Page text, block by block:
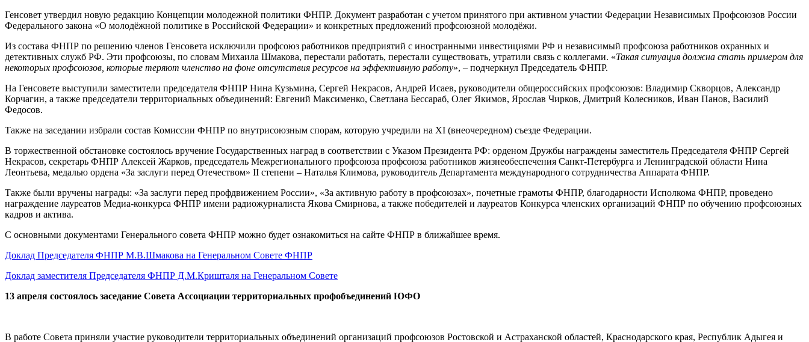
Генсовет утвердил новую редакцию Концепции молодежной политики ФНПР. Документ разработан с учетом принятого при активном участии Федерации Независимых Профсоюзов России
Федерального закона «О молодёжной политике в Российской Федерации» и конкретных предложений профсоюзной молодёжи.
Из состава ФНПР по решению членов Генсовета исключили профсоюз работников предприятий с иностранными инвестициями РФ и независимый профсоюза работников охранных и
детективных служб РФ. Эти профсоюзы, по словам Михаила Шмакова, перестали работать, перестали существовать, утратили связь с коллегами. «Такая ситуация должна стать примером для
некоторых профсоюзов, которые теряют членство на фоне отсутствия ресурсов на эффективную работу», – подчеркнул Председатель ФНПР.
На Генсовете выступили заместители председателя ФНПР Нина Кузьмина, Сергей Некрасов, Андрей Исаев, руководители общероссийских профсоюзов: Владимир Скворцов, Александр
Корчагин, а также председатели территориальных объединений: Евгений Максименко, Светлана Бессараб, Олег Якимов, Ярослав Чирков, Дмитрий Колесников, Иван Панов, Василий
Федосов.
Также на заседании избрали состав Комиссии ФНПР по внутрисоюзным спорам, которую учредили на XI (внеочередном) съезде Федерации.
В торжественной обстановке состоялось вручение Государственных наград в соответствии с Указом Президента РФ: орденом Дружбы награждены заместитель Председателя ФНПР Сергей
Некрасов, секретарь ФНПР Алексей Жарков, председатель Межрегионального профсоюза профсоюза работников жизнеобеспечения Санкт-Петербурга и Ленинградской области Нина
Леонтьева, медалью ордена «За заслуги перед Отечеством» II степени – Наталья Климова, руководитель Департамента международного сотрудничества Аппарата ФНПР.
Также были вручены награды: «За заслуги перед профдвижением России», «За активную работу в профсоюзах», почетные грамоты ФНПР, благодарности Исполкома ФНПР, проведено
награждение лауреатов Медиа-конкурса ФНПР имени радиожурналиста Якова Смирнова, а также победителей и лауреатов Конкурса членских организаций ФНПР по обучению профсоюзных
кадров и актива.
С основными документами Генерального совета ФНПР можно будет ознакомиться на сайте ФНПР в ближайшее время.
Доклад Председателя ФНПР М.В.Шмакова на Генеральном Совете ФНПР
Доклад заместителя Председателя ФНПР Д.М.Кришталя на Генеральном Совете
13 апреля состоялось заседание Совета Ассоциации территориальных профобъединений ЮФО
В работе Совета приняли участие руководители территориальных объединений организаций профсоюзов Ростовской и Астраханской областей, Краснодарского края, Республик Адыгея и